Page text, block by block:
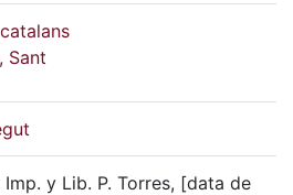
Sant
Imp. y Lib. P. Torres, [data de